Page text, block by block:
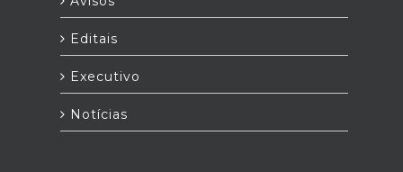
Editais
Executivo
Notícias